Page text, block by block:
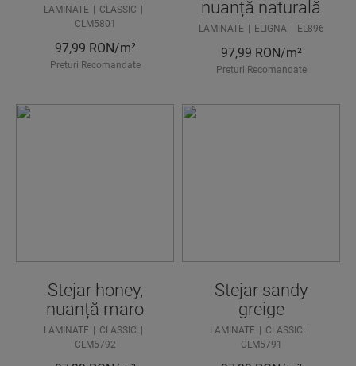
LAMINATE
CLASSIC
CLM5801
97,99 RON/m²
Preturi Recomandate
nuanță naturală
LAMINATE ELIGNA EL896
97,99 RON/m²
Preturi Recomandate
Stejar honey,
nuanță maro
LAMINATE
CLASSIC
CLM5792
Stejar sandy
greige
LAMINATE
CLASSIC
CLM5791